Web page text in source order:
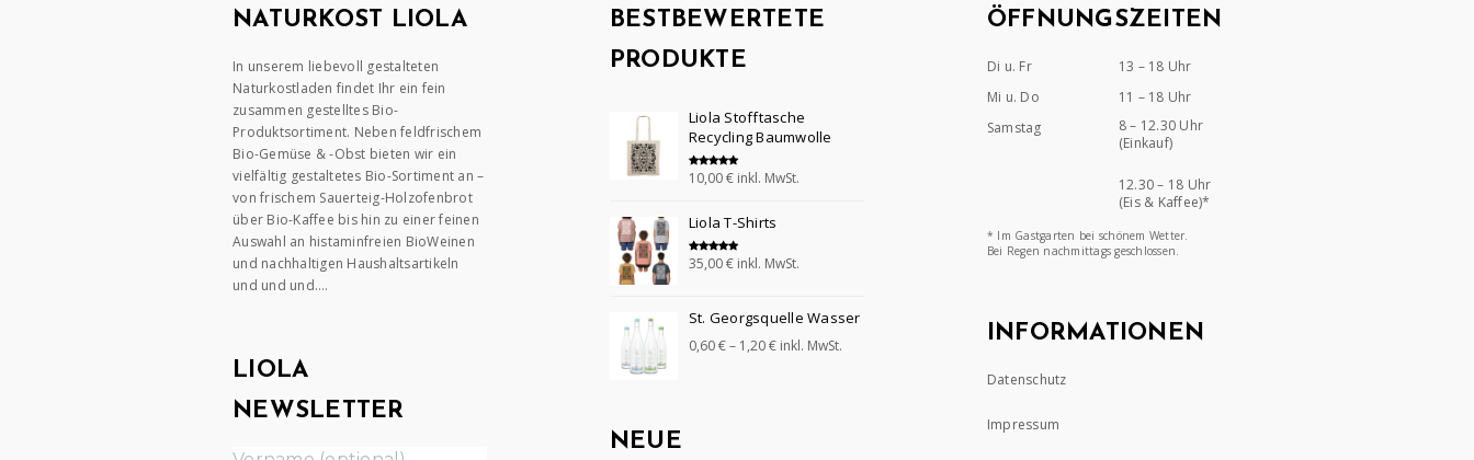
NATURKOST LIOLA
In unserem liebevoll gestalteten
Naturkostladen findet Ihr ein fein
zusammen gestelltes Bio-
Produktsortiment. Neben feldfrischem
Bio-Gemüse & -Obst bieten wir ein
vielfältig gestaltetes Bio-Sortiment an –
von frischem Sauerteig-Holzofenbrot
über Bio-Kaffee bis hin zu einer feinen
Auswahl an histaminfreien BioWeinen
und nachhaltigen Haushaltsartikeln
und und und….
LIOLA
NEWSLETTER
BESTBEWERTETE
PRODUKTE
Liola Stofftasche
Recycling Baumwolle
Bewertet mit
5.00
10,00€ inkl. MwSt.
Liola T-Shirts
Bewertet mit
5.00
35,00€ inkl. MwSt.
St. Georgsquelle Wasser
0,60€– 1,20€ inkl. MwSt.
NEUE
ÖFFNUNGSZEITEN
Di u. Fr
13 – 18 Uhr
Mi u. Do
11 – 18 Uhr
Samstag
8 – 12.30 Uhr
(Einkauf)
12.30 – 18 Uhr
(Eis & Kaffee)*
* Im Gastgarten bei schönem Wetter.
Bei Regen nachmittags geschlossen.
INFORMATIONEN
Datenschutz
Impressum